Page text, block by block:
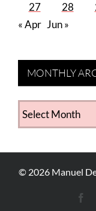
27
28
« Apr Jun »
MONTHLY
MONTHLY
ARCHIVES
© 2026 Manuel